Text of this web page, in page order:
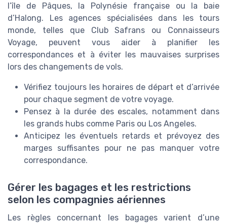
l’île de Pâques, la Polynésie française ou la baie
d’Halong. Les agences spécialisées dans les tours
monde, telles que Club Safrans ou Connaisseurs
Voyage, peuvent vous aider à planifier les
correspondances et à éviter les mauvaises surprises
lors des changements de vols.
Vérifiez toujours les horaires de départ et d’arrivée
pour chaque segment de votre voyage.
Pensez à la durée des escales, notamment dans
les grands hubs comme Paris ou Los Angeles.
Anticipez les éventuels retards et prévoyez des
marges suffisantes pour ne pas manquer votre
correspondance.
Gérer les bagages et les restrictions
selon les compagnies aériennes
Les règles concernant les bagages varient d’une